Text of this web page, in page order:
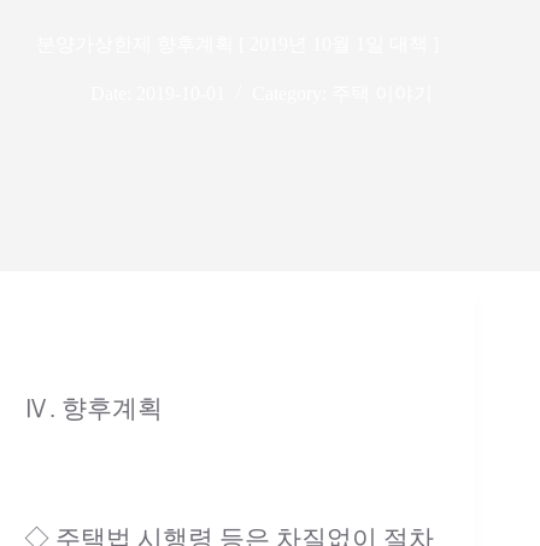
Ⅳ. 향후계획
◇ 주택법 시행령 등은 차질없이 절차